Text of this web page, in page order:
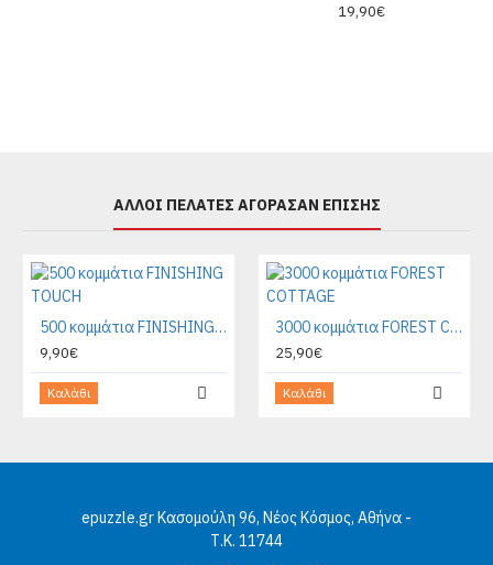
19,90€
ΑΛΛΟΙ ΠΕΛΑΤΕΣ ΑΓΟΡΑΣΑΝ ΕΠΙΣΗΣ
500 κομμάτια FINISHING TOUCH
9,90€
Καλάθι
3000 κομμάτια FOREST COTTAGE
25,90€
Καλάθι
epuzzle.gr Κασομούλη 96, Νέος Κόσμος, Αθήνα -
Τ.Κ. 11744